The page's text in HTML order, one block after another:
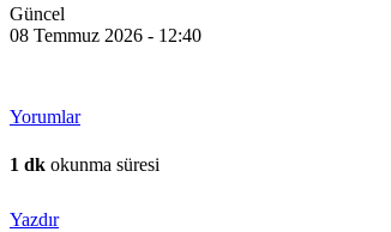
Güncel
08 Temmuz 2026 - 12:40
Yorumlar
1 dk okunma süresi
Yazdır